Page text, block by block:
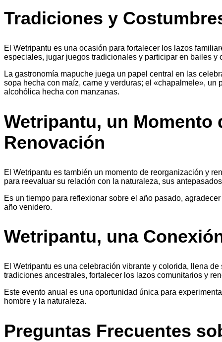
Tradiciones y
El Wetripantu es una ocasión para fortalecer los lazos
especiales, jugar juegos tradicionales y participar en bailes y
La gastronomía mapuche juega un papel central en las
sopa hecha con maíz, carne y verduras; el «chapalmele»,
alcohólica hecha con manzanas.
Wetripantu, un Momento
Renovación
El Wetripantu es también un momento de reorganización y
para reevaluar su relación con la naturaleza, sus
Es un tiempo para reflexionar sobre el año pasado,
año venidero.
Wetripantu, una
El Wetripantu es una celebración vibrante y colorida, llena
tradiciones ancestrales, fortalecer los lazos comunitarios y
Este evento anual es una oportunidad única para
hombre y la naturaleza.
Preguntas Frecuentes